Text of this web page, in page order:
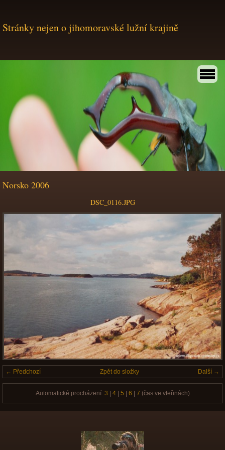
Stránky nejen o jihomoravské lužní krajině
Norsko 2006
DSC_0116.JPG
← Předchozí Další →
Zpět do složky
Automatické procházení: 3 4| 5 6 7 (čas ve vteřinách)